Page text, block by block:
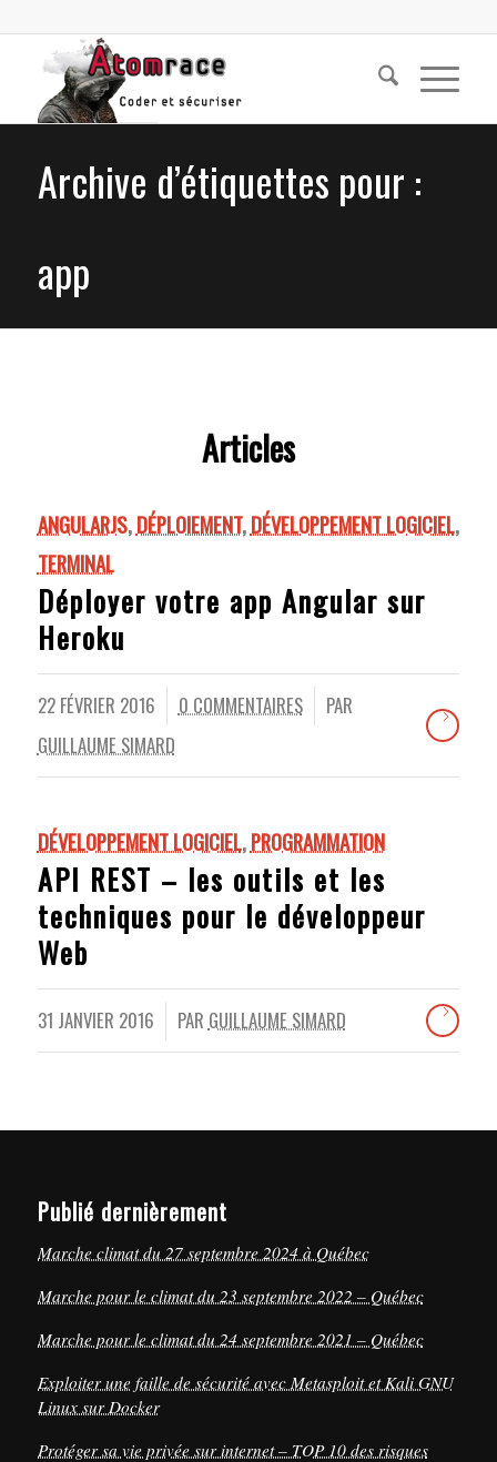
Archive d’étiquettes pour :
app
Articles
ANGULARJS,DÉPLOIEMENT,DÉVELOPPEMENT LOGICIEL,
TERMINAL
Déployer votre app Angular sur
Heroku
22 FÉVRIER 2016 0 COMMENTAIRES
/
PAR
GUILLAUME SIMARD
DÉVELOPPEMENT LOGICIEL,PROGRAMMATION
API REST – les outils et les
techniques pour le développeur
Web
31 JANVIER 2016 PAR GUILLAUME SIMARD
Publié dernièrement
Marche climat du 27 septembre 2024 à Québec
Marche pour le climat du 23 septembre 2022 – Québec
Marche pour le climat du 24 septembre 2021 – Québec
Exploiter une faille de sécurité avec Metasploit et Kali GNU
Linux sur Docker
Protéger sa vie privée sur internet – TOP 10 des risques